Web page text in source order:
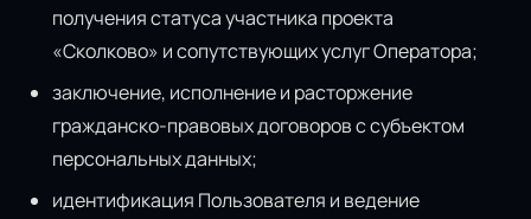
получения статуса участника проекта
«Сколково» и сопутствующих услуг Оператора;
заключение, исполнение и расторжение
гражданско-правовых договоров с субъектом
персональных данных;
идентификация Пользователя и ведение